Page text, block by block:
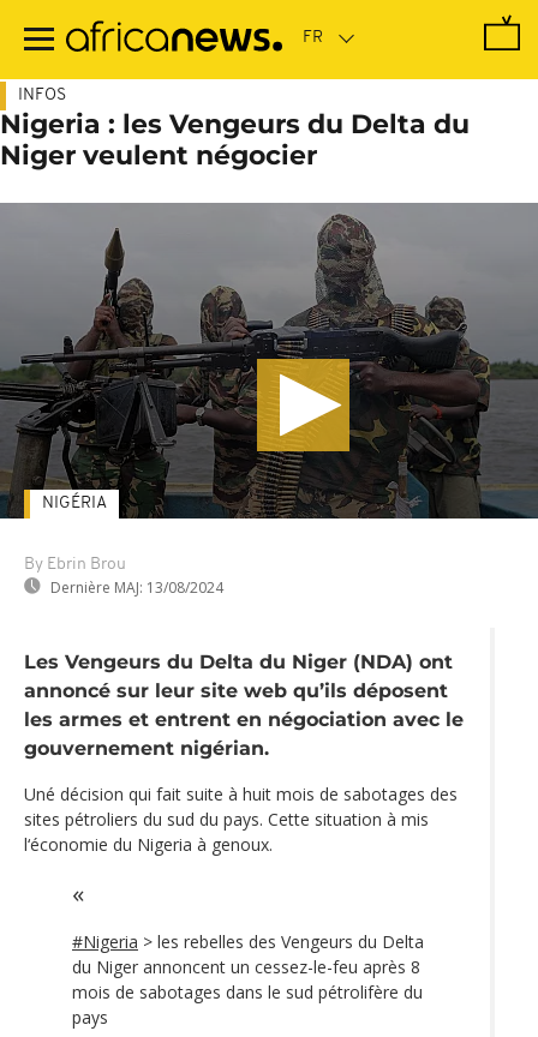
contenu
INFOS
Nigeria : les Vengeurs du Delta du
Niger veulent négocier
By Ebrin Brou
Dernière MAJ: 13/08/2024
NIGÉRIA
Les Vengeurs du Delta du Niger (NDA) ont
annoncé sur leur site web qu’ils déposent
les armes et entrent en négociation avec le
gouvernement nigérian.
Uné décision qui fait suite à huit mois de sabotages des
sites pétroliers du sud du pays. Cette situation à mis
l‘économie du Nigeria à genoux.
#Nigeria > les rebelles des Vengeurs du Delta
du Niger annoncent un cessez-le-feu après 8
mois de sabotages dans le sud pétrolifère du
pays